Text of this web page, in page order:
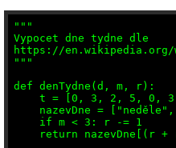
"""
Vypocet dne tydne dle
https://en.wikipedia.org/
"""
def denTydne(d, m, r):
t = [0, 3, 2, 5, 0,
nazevDne =
    if m < 3: r -= 1
return nazevDne[(r +